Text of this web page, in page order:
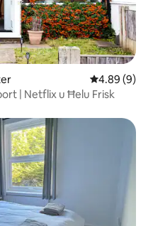
Rating
4.89 (9)
| Netflix u Ħelu Frisk